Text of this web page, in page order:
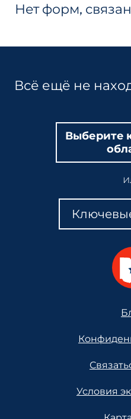
Нет форм,
Всё ещё не
Выберите
Поиск
Поиск
Условия